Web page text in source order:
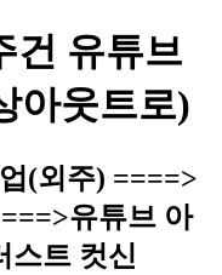
건 유튜브
아웃트로)
(외주) ====>
유튜브 아
스트 컷신